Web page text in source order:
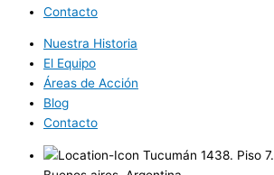
Contacto
Nuestra Historia
El Equipo
Áreas de Acción
Blog
Contacto
Tucumán 1438. Piso 7.